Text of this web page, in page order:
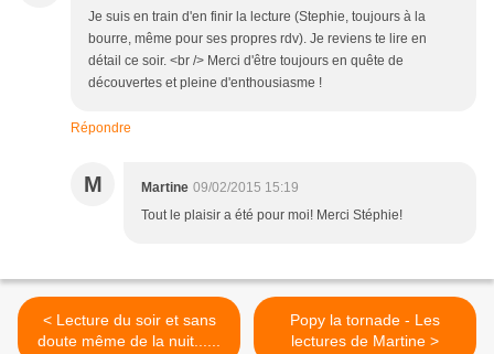
Je suis en train d'en finir la lecture (Stephie, toujours à la
bourre, même pour ses propres rdv). Je reviens te lire en
détail ce soir. <br /> Merci d'être toujours en quête de
découvertes et pleine d'enthousiasme !
Répondre
M Martine 09/02/2015 15:19
Tout le plaisir a été pour moi! Merci Stéphie!
< Lecture du soir et sans
doute même de la nuit......
Popy la tornade - Les
lectures de Martine >